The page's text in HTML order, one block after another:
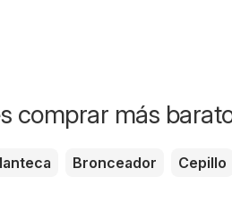
comprar más
Bronceador
Cepillo